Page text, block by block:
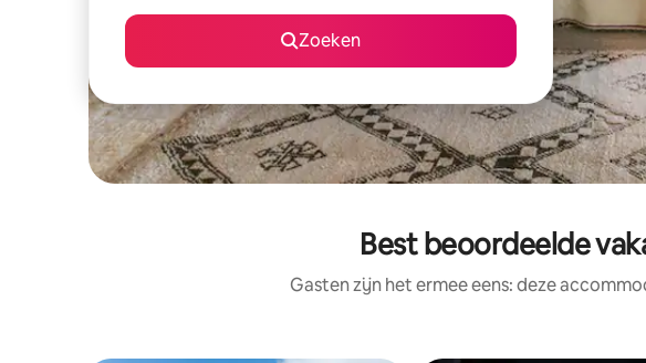
Zoeken
Best beoordeelde
Gasten zijn het ermee eens: deze